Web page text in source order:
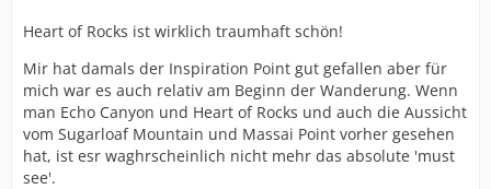
Heart of Rocks ist wirklich traumhaft schön!
Mir hat damals der Inspiration Point gut gefallen aber für
mich war es auch relativ am Beginn der Wanderung. Wenn
man Echo Canyon und Heart of Rocks und auch die Aussicht
vom Sugarloaf Mountain und Massai Point vorher gesehen
hat, ist esr waghrscheinlich nicht mehr das absolute 'must
see'.